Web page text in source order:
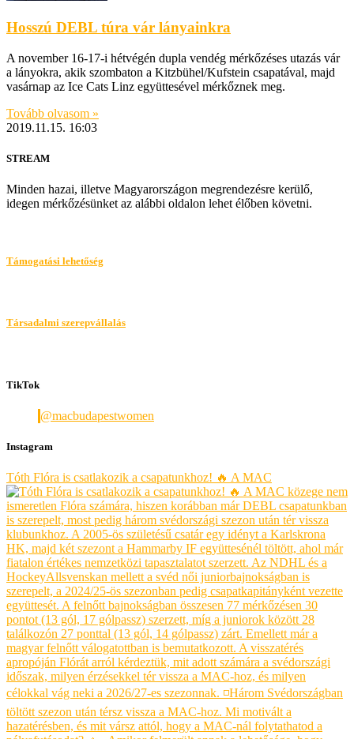
Hosszú DEBL túra vár lányainkra
A november 16-17-i hétvégén dupla vendég mérkőzéses utazás vár
a lányokra, akik szombaton a Kitzbühel/Kufstein csapatával, majd
vasárnap az Ice Cats Linz együttesével mérkőznek meg.
Tovább olvasom »
2019.11.15. 16:03
STREAM
Minden hazai, illetve Magyarországon megrendezésre kerülő,
idegen mérkőzésünket az alábbi oldalon lehet élőben követni.
Támogatási lehetőség
Társadalmi szerepvállalás
TikTok
@macbudapestwomen
Instagram
Tóth Flóra is csatlakozik a csapatunkhoz! 🔥 A MAC